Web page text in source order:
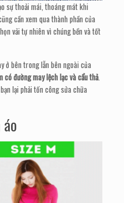
sự thoải mái, thoáng mát khi
cần xem qua thành phần của
vải tự nhiên vì chúng bền và tốt
ở bên trong lẫn bên ngoài của
có đường may lệch lạc và cẩu thả.
lại phải tốn công sửa chữa